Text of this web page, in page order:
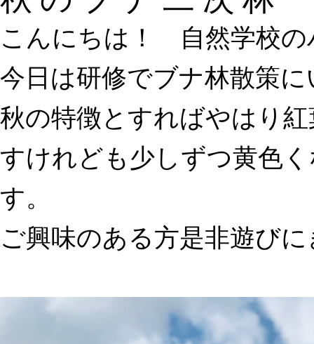
こんにちは！ 自然学校の
今日は研修でブナ林散策
秋の特徴とすればやはり
すけれども少しずつ黄色
す。
ご興味のある方是非遊び